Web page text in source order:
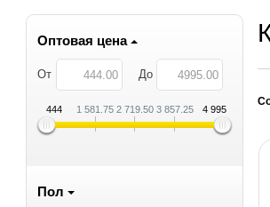
Оптовая цена
От До
444 1 581.75 2 719.50 3 857.25 4 995
Пол